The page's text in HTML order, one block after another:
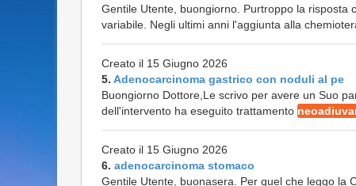
Gentile Utente, buongiorno. Purtroppo la risposta
variabile. Negli ultimi anni l'aggiunta alla
Creato il 15 Giugno 2026
5. Adenocarcinoma gastrico con noduli al pe
Buongiorno Dottore,Le scrivo per avere un Suo
dell'intervento ha eseguito trattamento
Creato il 15 Giugno 2026
6. adenocarcinoma stomaco
Gentile Utente, buonasera. Per quel che leggo la